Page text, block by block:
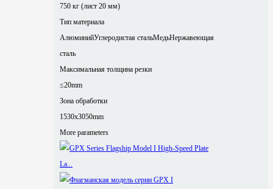
750 кг (лист 20 мм)
Тип материала
АлюминийУглеродистая стальМедьНержавеющая
сталь
Максимальная толщина резки
≤20mm
Зона обработки
1530x3050mm
More parameters